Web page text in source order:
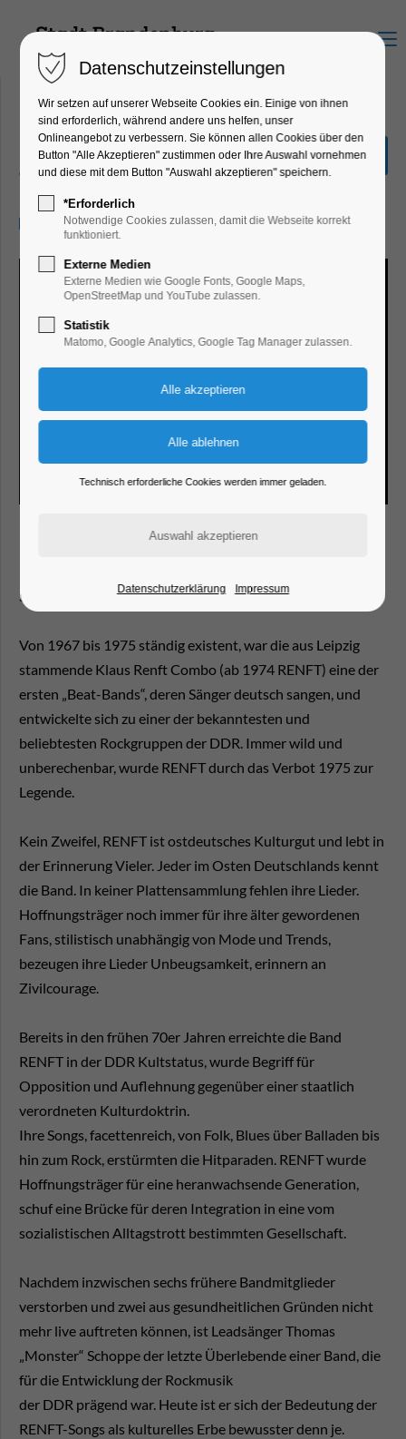
Menu
Klaus Renft Combo - Renft
Theater, Bühne
26.04.2025, 19:30–21:30
SCHOPPE
Von 1967 bis 1975 ständig existent, war die aus Leipzig
stammende Klaus Renft Combo (ab 1974 RENFT) eine der
ersten „Beat-Bands“, deren Sänger deutsch sangen, und
entwickelte sich zu einer der bekanntesten und
beliebtesten Rockgruppen der DDR. Immer wild und
unberechenbar, wurde RENFT durch das Verbot 1975 zur
Legende.
Kein Zweifel, RENFT ist ostdeutsches Kulturgut und lebt in
der Erinnerung Vieler. Jeder im Osten Deutschlands kennt
die Band. In keiner Plattensammlung fehlen ihre Lieder.
Hoffnungsträger noch immer für ihre älter gewordenen
Fans, stilistisch unabhängig von Mode und Trends,
bezeugen ihre Lieder Unbeugsamkeit, erinnern an
Zivilcourage.
Bereits in den frühen 70er Jahren erreichte die Band
RENFT in der DDR Kultstatus, wurde Begriff für
Opposition und Auflehnung gegenüber einer staatlich
verordneten Kulturdoktrin.
Ihre Songs, facettenreich, von Folk, Blues über Balladen bis
hin zum Rock, erstürmten die Hitparaden. RENFT wurde
Hoffnungsträger für eine heranwachsende Generation,
schuf eine Brücke für deren Integration in eine vom
sozialistischen Alltagstrott bestimmten Gesellschaft.
Nachdem inzwischen sechs frühere Bandmitglieder
verstorben und zwei aus gesundheitlichen Gründen nicht
mehr live auftreten können, ist Leadsänger Thomas
„Monster“ Schoppe der letzte Überlebende einer Band, die
für die Entwicklung der Rockmusik
der DDR prägend war. Heute ist er sich der Bedeutung der
RENFT-Songs als kulturelles Erbe bewusster denn je.
Datenschutzeinstellungen
Wir setzen auf unserer Webseite Cookies ein. Einige von ihnen
sind erforderlich, während andere uns helfen, unser
Onlineangebot zu verbessern. Sie können allen Cookies über den
Button "Alle Akzeptieren" zustimmen oder Ihre Auswahl vornehmen
und diese mit dem Button "Auswahl akzeptieren" speichern.
*Erforderlich
Notwendige Cookies zulassen, damit die Webseite korrekt
funktioniert.
Externe Medien
Externe Medien wie Google Fonts, Google Maps,
OpenStreetMap und YouTube zulassen.
Statistik
Matomo, Google Analytics, Google Tag Manager zulassen.
Technisch erforderliche Cookies werden immer geladen.
Datenschutzerklärung Impressum